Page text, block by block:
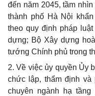
đến năm 2045, tầm
thành phố Hà Nội
theo quy định pháp
dựng; Bộ Xây dựng
tướng Chính phủ trong
2. Về việc ủy quyền Ủy
chức lập, thẩm định và
chuyên ngành hạ